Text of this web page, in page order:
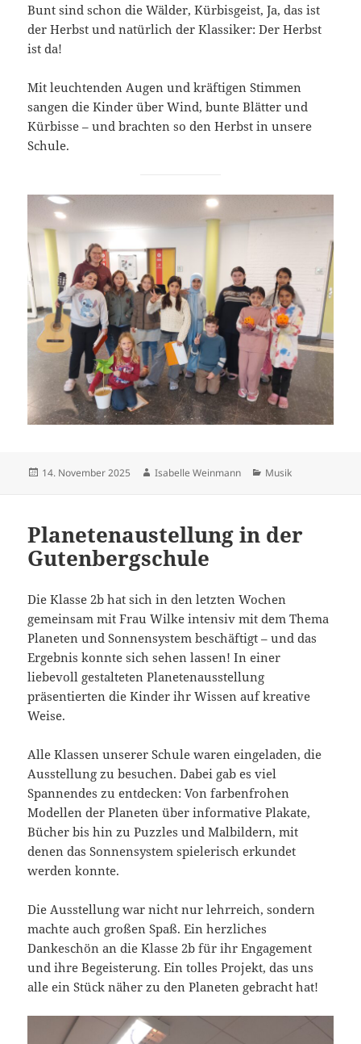
Bunt sind schon die Wälder, Kürbisgeist, Ja, das ist
der Herbst und natürlich der Klassiker: Der Herbst
ist da!
Mit leuchtenden Augen und kräftigen Stimmen
sangen die Kinder über Wind, bunte Blätter und
Kürbisse – und brachten so den Herbst in unsere
Schule.
Veröffentlicht
14. November 2025 Autor
Isabelle Weinmann Kategorien
Musik
Planetenaustellung in der
Gutenbergschule
Die Klasse 2b hat sich in den letzten Wochen
gemeinsam mit Frau Wilke intensiv mit dem Thema
Planeten und Sonnensystem beschäftigt – und das
Ergebnis konnte sich sehen lassen! In einer
liebevoll gestalteten Planetenausstellung
präsentierten die Kinder ihr Wissen auf kreative
Weise.
Alle Klassen unserer Schule waren eingeladen, die
Ausstellung zu besuchen. Dabei gab es viel
Spannendes zu entdecken: Von farbenfrohen
Modellen der Planeten über informative Plakate,
Bücher bis hin zu Puzzles und Malbildern, mit
denen das Sonnensystem spielerisch erkundet
werden konnte.
Die Ausstellung war nicht nur lehrreich, sondern
machte auch großen Spaß. Ein herzliches
Dankeschön an die Klasse 2b für ihr Engagement
und ihre Begeisterung. Ein tolles Projekt, das uns
alle ein Stück näher zu den Planeten gebracht hat!